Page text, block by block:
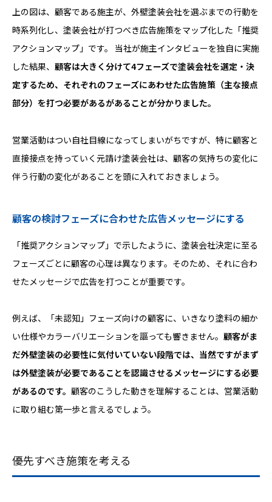
上の図は、顧客である施主が、外壁塗装会社を選ぶまでの行動を
時系列化し、塗装会社が打つべき広告施策をマップ化した「推奨
アクションマップ」です。 当社が施主インタビューを独自に実施
した結果、 顧客は大きく分けて4フェーズで塗装会社を選定・決
定するため、それぞれのフェーズにあわせた広告施策（主な接点
部分）を打つ必要があるがあることが分かりました。
営業活動はつい自社目線になってしまいがちですが、特に顧客と
直接接点を持っていく元請け塗装会社は、顧客の気持ちの変化に
伴う行動の変化があることを頭に入れておきましょう。
顧客の検討フェーズに合わせた広告メッセージにする
「推奨アクションマップ」で示したように、塗装会社決定に至る
フェーズごとに顧客の心理は異なります。そのため、それに合わ
せたメッセージで広告を打つことが重要です。
例えば、「未認知」フェーズ向けの顧客に、いきなり塗料の細か
い仕様やカラーバリエーションを謳っても響きません。 顧客がま
だ外壁塗装の必要性に気付いていない段階では、当然ですがまず
は外壁塗装が必要であることを認識させるメッセージにする必要
があるのです。 顧客のこうした動きを理解することは、営業活動
に取り組む第一歩と言えるでしょう。
優先すべき施策を考える